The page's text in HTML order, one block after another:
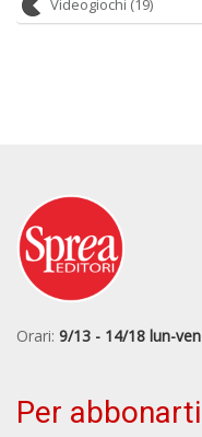
Videogiochi (19)
Orari: 9/13 - 14/18 lun-ven
Per abbonarti